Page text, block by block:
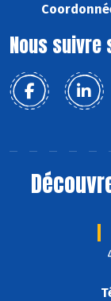
Nous suivre